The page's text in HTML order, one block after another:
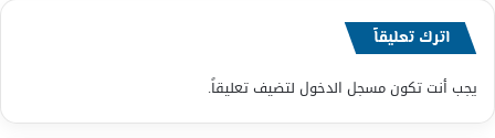
اترك تعليقاً
يجب أنت تكونمسجل الدخول لتضيف تعليقاً.